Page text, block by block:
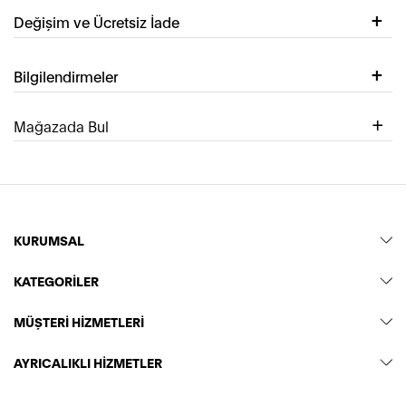
Değişim ve Ücretsiz İade
Bilgilendirmeler
Mağazada Bul
KURUMSAL
KATEGORİLER
MÜŞTERİ HİZMETLERİ
AYRICALIKLI HİZMETLER